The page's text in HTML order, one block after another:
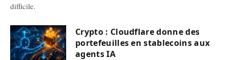
difficile.
Crypto : Cloudflare donne des
portefeuilles en stablecoins aux
agents IA